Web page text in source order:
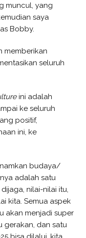
muncul, yang
saya
Bobby.
memberikan
seluruh
ini adalah
ke seluruh
positif,
ini, ke
budaya/
adalah satu
nilai-nilai itu,
kita. Semua aspek
akan menjadi super
gerakan, dan satu